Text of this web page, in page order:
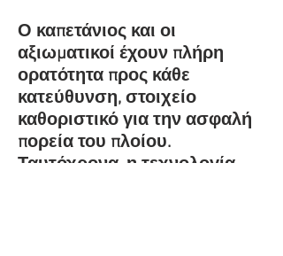
Ο καπετάνιος και οι
αξιωματικοί έχουν πλήρη
ορατότητα προς κάθε
κατεύθυνση, στοιχείο
καθοριστικό για την ασφαλή
πορεία του πλοίου.
Ταυτόχρονα, η τεχνολογία